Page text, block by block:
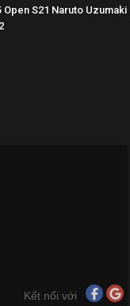
Open S21 Naruto Uzumaki
Kết nối với